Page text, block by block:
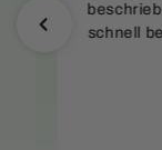
schnell